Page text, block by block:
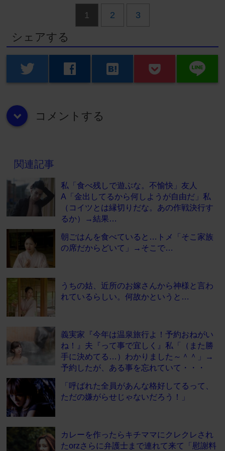
1 2 3
シェアする
twitter facebook hatenabookmark line
down コメントする
関連記事
私「食べ残しで遊ぶな。不愉快」友人
A「金出してるから何しようが自由だ」私
（コイツとは縁切りだな。あの作戦決行す
るか）→結果…
朝ごはんを食べていると…トメ「そこ家族
の席だからどいて」→そこで…
うちの姑、近所のお嫁さんから神様と言わ
れているらしい。何故かというと…
義実家『今年は温泉旅行よ！予約おねがい
ね！』夫『って事で宜しく』私「（また勝
手に決めてる…）わかりました～＾＾」→
予約したが、ある事を忘れていて・・・
「呼ばれた全員があんな格好してるって、
ただの嫌がらせじゃないだろう！」
カレーを作ったらキチママにクレクレされ
たorzさらに弁護士まで連れて来て「慰謝料